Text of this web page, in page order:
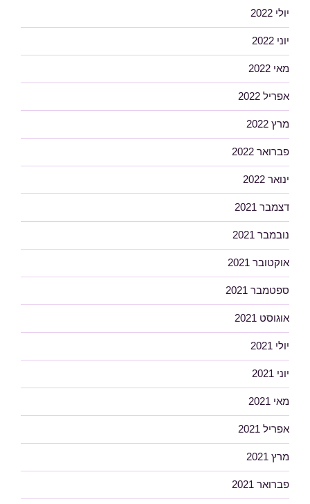
יולי 2022
יוני 2022
מאי 2022
אפריל 2022
מרץ 2022
פברואר 2022
ינואר 2022
דצמבר 2021
נובמבר 2021
אוקטובר 2021
ספטמבר 2021
אוגוסט 2021
יולי 2021
יוני 2021
מאי 2021
אפריל 2021
מרץ 2021
פברואר 2021